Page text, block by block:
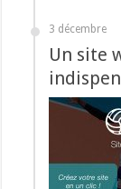
3 décembre
Un site